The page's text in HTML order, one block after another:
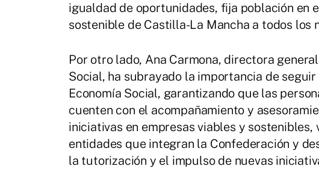
igualdad de oportunidades, fija población
sostenible de Castilla-La Mancha a todos los
Por otro lado, Ana Carmona, directora
Social, ha subrayado la importancia de
Economía Social, garantizando que las
cuenten con el acompañamiento y
iniciativas en empresas viables y
entidades que integran la Confederación y
la tutorización y el impulso de nuevas